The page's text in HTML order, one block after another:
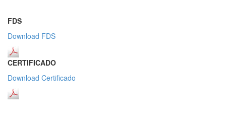
FDS
Download FDS
CERTIFICADO
Download Certificado